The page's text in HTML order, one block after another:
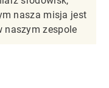
nasza misja jest
naszym zespole